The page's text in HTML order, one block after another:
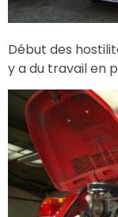
Début des
y a du travail en